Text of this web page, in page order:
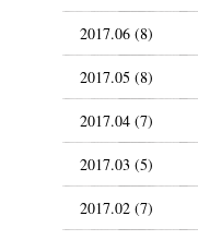
2017.06 (8)
2017.05 (8)
2017.04 (7)
2017.03 (5)
2017.02 (7)